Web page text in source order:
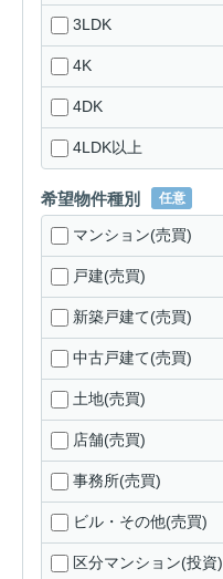
3LDK
4K
4DK
4LDK以上
希望物件種別 任意
マンション(売買)
戸建(売買)
新築戸建て(売買)
中古戸建て(売買)
土地(売買)
店舗(売買)
事務所(売買)
ビル・その他(売買)
区分マンション(投資)